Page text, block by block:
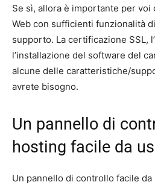
Se sì, allora è importante per
Web con sufficienti funzionalità
supporto. La certificazione SSL,
l’installazione del software del
alcune delle caratteristiche/
avrete bisogno.
Un pannello di
hosting facile da
Un pannello di controllo facile